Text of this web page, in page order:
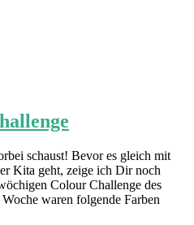
schaust! Bevor es gleich mit
Kita geht, zeige ich Dir noch
Colour Challenge des
waren folgende Farben